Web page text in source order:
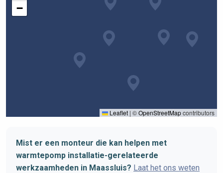
−
Leaflet | ©OpenStreetMapcontributors
Mist er een monteur die kan helpen met
warmtepomp installatie-gerelateerde
werkzaamheden in Maassluis? Laat het ons weten